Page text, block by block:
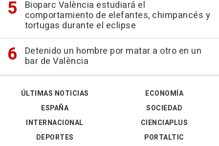
Bioparc València estudiará el
comportamiento de elefantes, chimpancés y
tortugas durante el eclipse
Detenido un hombre por matar a otro en un
bar de València
ÚLTIMAS NOTICIAS
ESPAÑA
INTERNACIONAL
DEPORTES
ECONOMÍA
SOCIEDAD
CIENCIAPLUS
PORTALTIC